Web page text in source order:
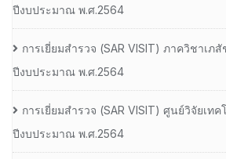
ปีงบประมาณ พ.ศ.2564
การเยี่ยมสํารวจ (SAR VISIT) ภาควิชาเภ
ปีงบประมาณ พ.ศ.2564
การเยี่ยมสํารวจ (SAR VISIT) ศูนย์วิจัยเท
ปีงบประมาณ พ.ศ.2564